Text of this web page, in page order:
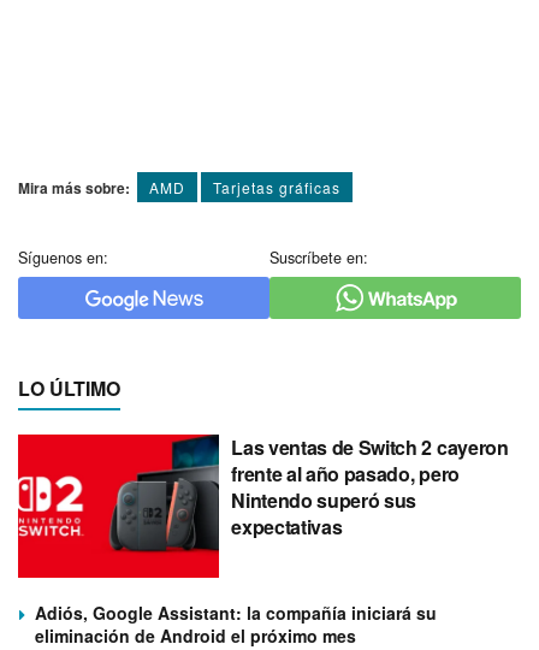
Mira más sobre: AMD Tarjetas gráficas
Síguenos en: Suscríbete en:
LO ÚLTIMO
Las ventas de Switch 2 cayeron
frente al año pasado, pero
Nintendo superó sus
expectativas
Adiós, Google Assistant: la compañía iniciará su
eliminación de Android el próximo mes